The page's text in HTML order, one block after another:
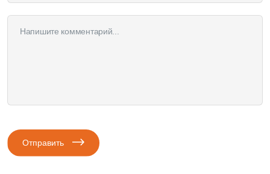
Отправить